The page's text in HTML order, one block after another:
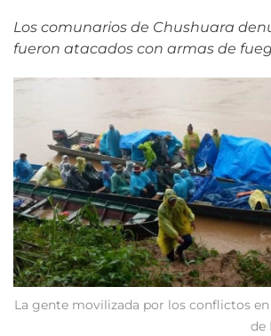
Los comunarios de Chushuara
fueron atacados con armas de
La gente movilizada por los conflictos
de